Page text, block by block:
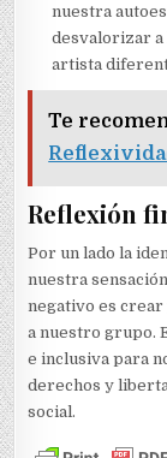
nuestra
desvalorizar a
artista
Te
Reflexión
Por un lado la
nuestra
negativo es
a nuestro grupo.
e inclusiva para
derechos y
social.